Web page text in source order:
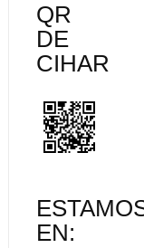
QR
DE
CIHAR
EN: